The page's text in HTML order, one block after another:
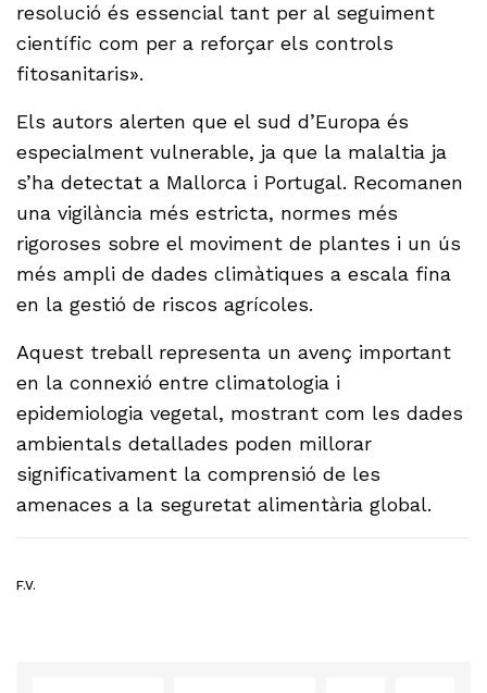
resolució és essencial tant per al seguiment
científic com per a reforçar els controls
fitosanitaris».
Els autors alerten que el sud d’Europa és
especialment vulnerable, ja que la malaltia ja
s’ha detectat a Mallorca i Portugal. Recomanen
una vigilància més estricta, normes més
rigoroses sobre el moviment de plantes i un ús
més ampli de dades climàtiques a escala fina
en la gestió de riscos agrícoles.
Aquest treball representa un avenç important
en la connexió entre climatologia i
epidemiologia vegetal, mostrant com les dades
ambientals detallades poden millorar
significativament la comprensió de les
amenaces a la seguretat alimentària global.
F.V.